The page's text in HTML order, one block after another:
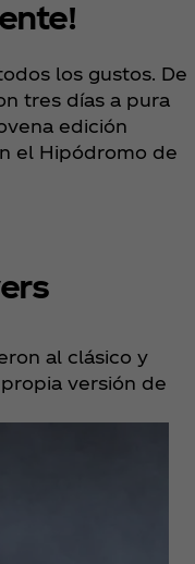
los gustos. De
tres días a pura
edición
el Hipódromo de
al clásico y
versión de